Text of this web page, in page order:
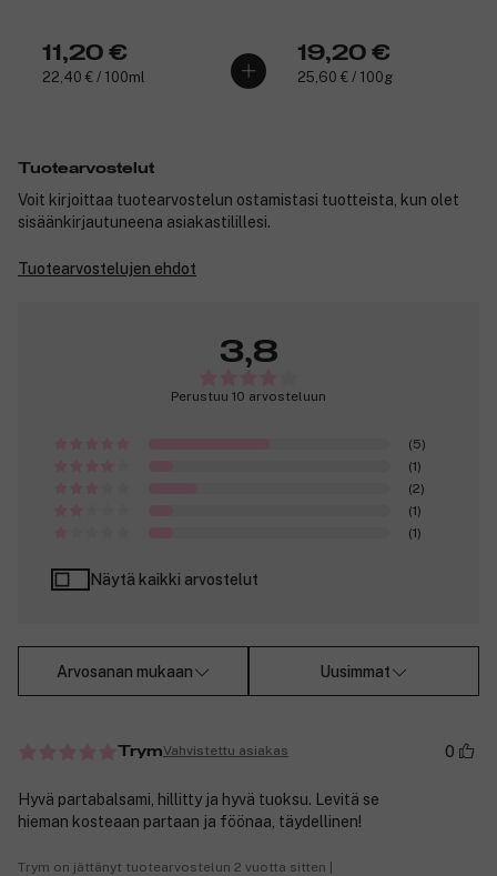
11,20 €
22,40 € / 100ml
19,20 €
25,60 € / 100g
Tuotearvostelut
Voit kirjoittaa tuotearvostelun ostamistasi tuotteista, kun olet
sisäänkirjautuneena asiakastilillesi.
Tuotearvostelujen ehdot
3,8
Perustuu 10 arvosteluun
(5)
(1)
(2)
(1)
(1)
Näytä kaikki arvostelut
Arvosanan mukaan Uusimmat
TrymVahvistettu asiakas 0
Hyvä partabalsami, hillitty ja hyvä tuoksu. Levitä se
hieman kosteaan partaan ja föönaa, täydellinen!
Trym on jättänyt tuotearvostelun 2 vuotta sitten |